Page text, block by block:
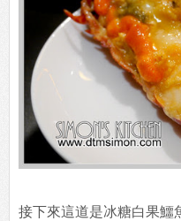
接下來這道是冰糖白果鱷